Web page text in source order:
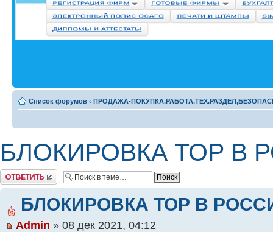
Список форумов ‹ ПРОДАЖА-
БЛОКИРОВКА ТОР В
Комментировать
БЛОКИРОВКА ТОР В
Admin » 08 дек 2021, 04:12